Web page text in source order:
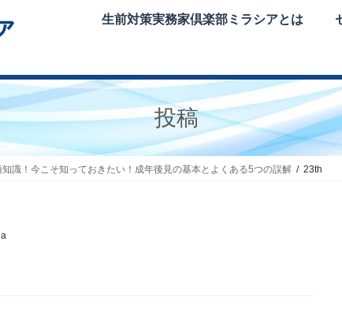
生前対策実務家倶楽部ミラシアとは
投稿
識！今こそ知っておきたい！成年後見の基本とよくある5つの誤解 23th